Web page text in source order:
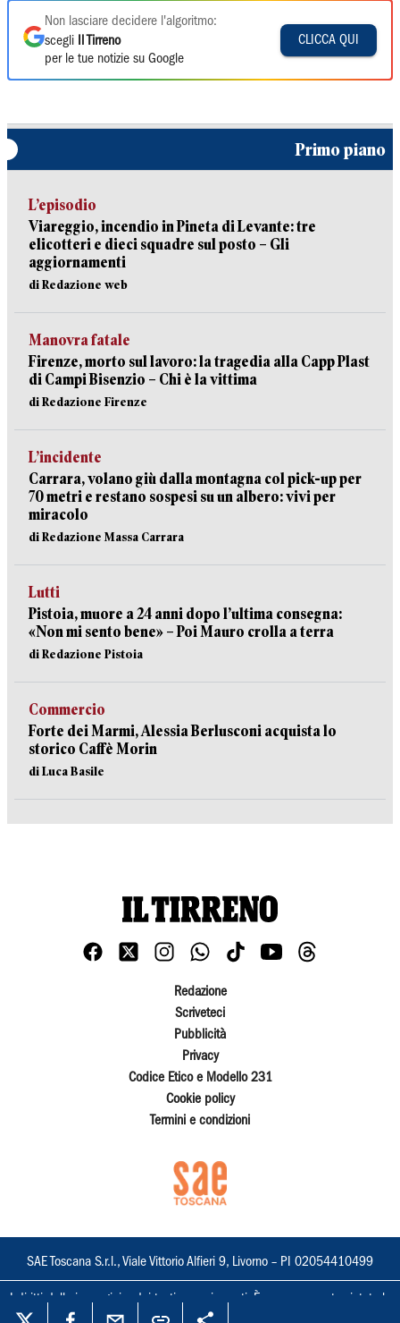
Non lasciare decidere l'algoritmo:
scegli
Il Tirreno
per le tue notizie su Google
CLICCA QUI
Primo piano
L’episodio
Viareggio, incendio in Pineta di Levante: tre
elicotteri e dieci squadre sul posto – Gli
aggiornamenti
di Redazione web
Manovra fatale
Firenze, morto sul lavoro: la tragedia alla Capp Plast
di Campi Bisenzio – Chi è la vittima
di Redazione Firenze
L’incidente
Carrara, volano giù dalla montagna col pick-up per
70 metri e restano sospesi su un albero: vivi per
miracolo
di Redazione Massa Carrara
Lutti
Pistoia, muore a 24 anni dopo l’ultima consegna:
«Non mi sento bene» – Poi Mauro crolla a terra
di Redazione Pistoia
Commercio
Forte dei Marmi, Alessia Berlusconi acquista lo
storico Caffè Morin
di Luca Basile
Redazione
Scriveteci
Pubblicità
Privacy
Codice Etico e Modello 231
Cookie policy
Termini e condizioni
SAE Toscana S.r.l., Viale Vittorio Alfieri 9, Livorno – PI 02054410499
I diritti delle immagini e dei testi sono riservati. È espressamente vietata la
loro riproduzione con qualsiasi mezzo e l'adattamento totale o parziale.